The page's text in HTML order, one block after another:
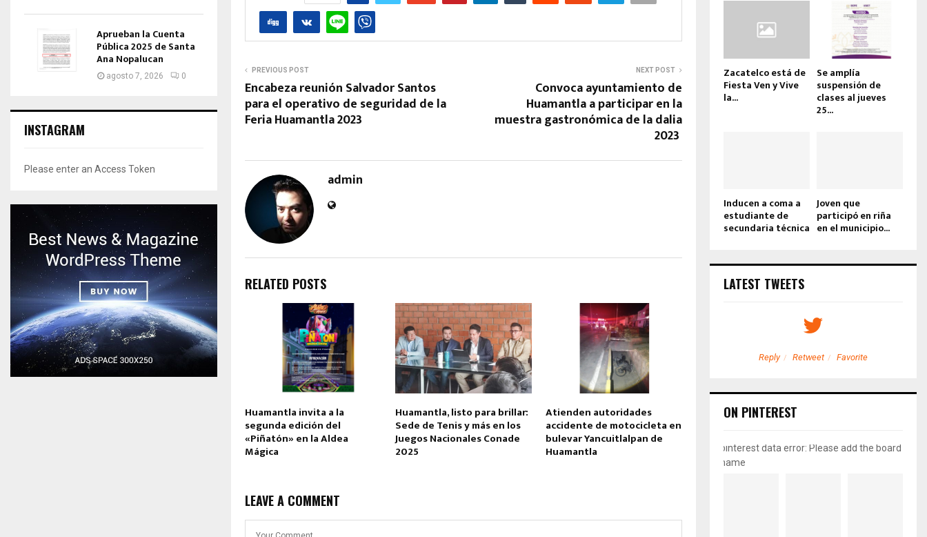
PREVIOUS POST
Encabeza reunión Salvador Santos
para el operativo de seguridad de la
Feria Huamantla 2023
NEXT POST
Convoca ayuntamiento de
Huamantla a participar en la
muestra gastronómica de la dalia
2023
admin
RELATED POSTS
Huamantla invita a la
segunda edición del
«Piñatón» en la Aldea
Mágica
Huamantla, listo para brillar:
Sede de Tenis y más en los
Juegos Nacionales Conade
2025
Atienden autoridades
accidente de motocicleta en
bulevar Yancuitlalpan de
Huamantla
LEAVE A COMMENT
Aprueban la Cuenta
Pública 2025 de Santa
Ana Nopalucan
agosto 7, 2026 0
INSTAGRAM
Please enter an Access Token
Zacatelco está de
Fiesta Ven y Vive
la...
Se amplía
suspensión de
clases al jueves
25...
Inducen a coma a
estudiante de
secundaria técnica
Joven que
participó en riña
en el municipio...
LATEST TWEETS
Reply Retweet Favorite Reply Retweet Reply Retweet Favorite
ON PINTEREST
pinterest data error: Please add the board
name